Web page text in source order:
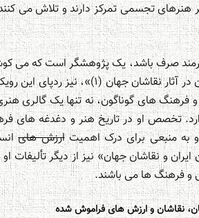
تجسمی تمرکز دارند و تلاش می کنند
صرف باشد، یک پژوهشگر است که می
روزمره بسازد. در کتاب «کودکان در
و فرهنگ های گوناگون، نه تنها یک گالری
تخصص او در تاریخ هنر و دغدغه های
به منبعی برای درک اهمیتارزش های
ایران و نقاشان جهان» نیز از دیگر
و فرهنگ ها می باشند.
نقاشان و ارزش های فراموش شده